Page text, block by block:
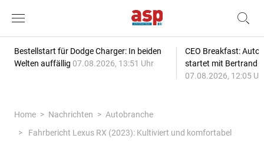
Bestellstart für Dodge Charger: In beiden
Welten auffällig 07.08.2026, 13:51 Uhr
CEO Breakfast:
startet mit Bertrand
07.08.2026, 12:05
Home Nachrichten
Autobranche
Fahrbericht Lexus RX (2023): Kultiviert und komfortabel